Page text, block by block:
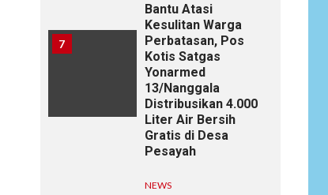
7
Bantu Atasi
Kesulitan Warga
Perbatasan, Pos
Kotis Satgas
Yonarmed
13/Nanggala
Distribusikan 4.000
Liter Air Bersih
Gratis di Desa
Pesayah
NEWS